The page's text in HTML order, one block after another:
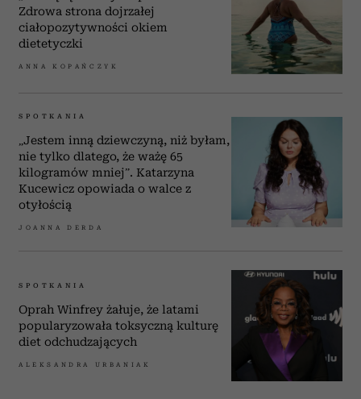
Zdrowa strona dojrzałej
ciałopozytywności okiem
dietetyczki
ANNA KOPAŃCZYK
SPOTKANIA
„Jestem inną dziewczyną, niż byłam,
nie tylko dlatego, że ważę 65
kilogramów mniej”. Katarzyna
Kucewicz opowiada o walce z
otyłością
JOANNA DERDA
SPOTKANIA
Oprah Winfrey żałuje, że latami
popularyzowała toksyczną kulturę
diet odchudzających
ALEKSANDRA URBANIAK